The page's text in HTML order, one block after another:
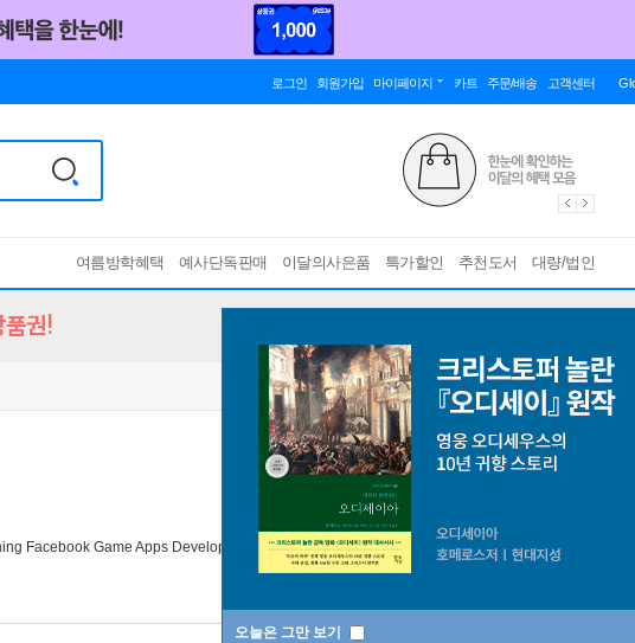
로그인 회원가입 마이페이지 카트 주문/배송 고객센터
여름방학혜택 예사단독판매 이달의사은품 특가할인 추천도서 대량/법인
오늘은 그만 보기
권!
Facebook Game Apps Development